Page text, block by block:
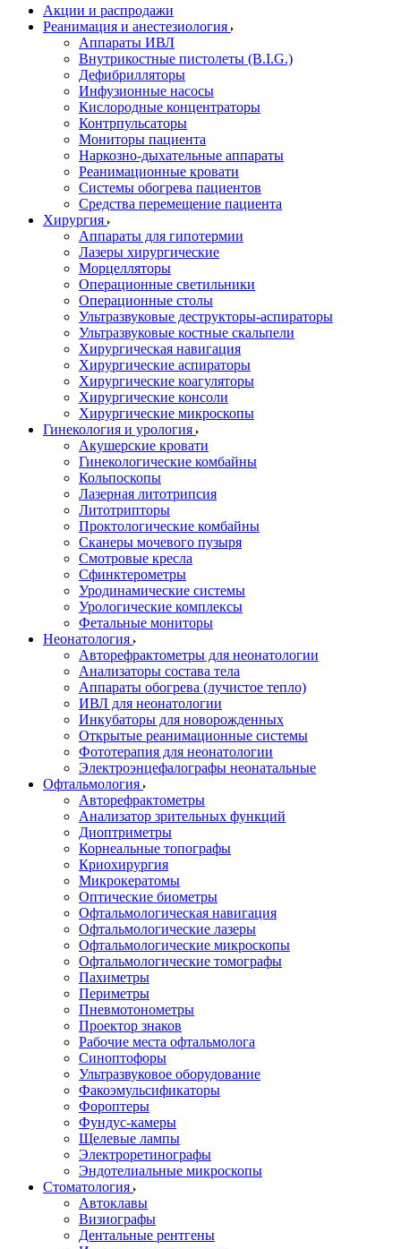
Акции и распродажи
Реанимация и анестезиология
Аппараты ИВЛ
Внутрикостные пистолеты (B.I.G.)
Дефибрилляторы
Инфузионные насосы
Кислородные концентраторы
Контрпульсаторы
Мониторы пациента
Наркозно-дыхательные аппараты
Реанимационные кровати
Системы обогрева пациентов
Средства перемещение пациента
Хирургия
Аппараты для гипотермии
Лазеры хирургические
Морцелляторы
Операционные светильники
Операционные столы
Ультразвуковые деструкторы-аспираторы
Ультразвуковые костные скальпели
Хирургическая навигация
Хирургические аспираторы
Хирургические коагуляторы
Хирургические консоли
Хирургические микроскопы
Гинекология и урология
Акушерские кровати
Гинекологические комбайны
Кольпоскопы
Лазерная литотрипсия
Литотрипторы
Проктологические комбайны
Сканеры мочевого пузыря
Смотровые кресла
Сфинктерометры
Уродинамические системы
Урологические комплексы
Фетальные мониторы
Неонатология
Авторефрактометры для неонатологии
Анализаторы состава тела
Аппараты обогрева (лучистое тепло)
ИВЛ для неонатологии
Инкубаторы для новорожденных
Открытые реанимационные системы
Фототерапия для неонатологии
Электроэнцефалографы неонатальные
Офтальмология
Авторефрактометры
Анализатор зрительных функций
Диоптриметры
Корнеальные топографы
Криохирургия
Микрокератомы
Оптические биометры
Офтальмологическая навигация
Офтальмологические лазеры
Офтальмологические микроскопы
Офтальмологические томографы
Пахиметры
Периметры
Пневмотонометры
Проектор знаков
Рабочие места офтальмолога
Синоптофоры
Ультразвуковое оборудование
Факоэмульсификаторы
Фороптеры
Фундус-камеры
Щелевые лампы
Электроретинографы
Эндотелиальные микроскопы
Стоматология
Автоклавы
Визиографы
Дентальные рентгены